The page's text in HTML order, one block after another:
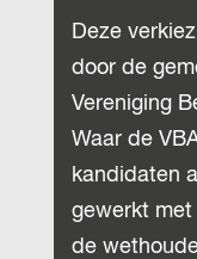
Deze
door de
Vereniging
Waar de
kandidaten
gewerkt
de